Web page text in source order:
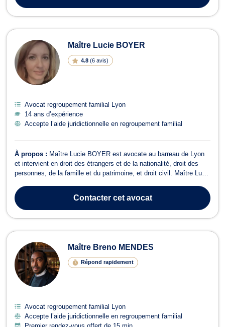
Maître Lucie BOYER
4.8 (6 avis)
Avocat regroupement familial Lyon
14 ans d’expérience
Accepte l’aide juridictionnelle en regroupement familial
À propos : Maître Lucie BOYER est avocate au barreau de Lyon
et intervient en droit des étrangers et de la nationalité, droit des
personnes, de la famille et du patrimoine, et droit civil. Maître Lucie
assiste dans vos démarches devant toutes les Préfectures de
Franc...
Contactercet avocat
Maître Breno MENDES
Répond rapidement
Avocat regroupement familial Lyon
Accepte l’aide juridictionnelle en regroupement familial